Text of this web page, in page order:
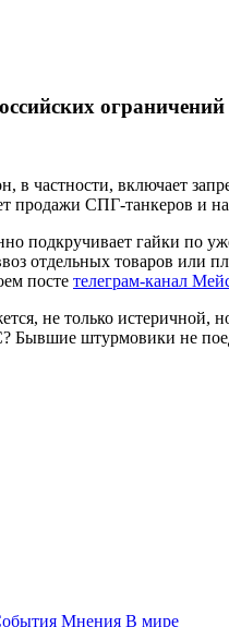
ограничений
в частности, включает
продажи СПГ-танкеров и
подкручивает гайки по
отдельных товаров или
посте телеграм-канал
не только
Бывшие штурмовики не
Мнения В мире